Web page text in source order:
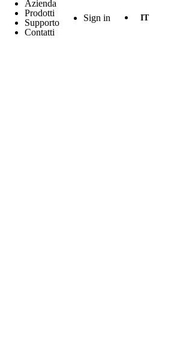
Azienda
Prodotti
Supporto
Contatti
Sign in IT